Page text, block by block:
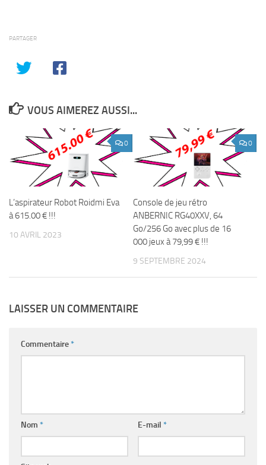
PARTAGER
VOUS AIMEREZ AUSSI...
0
L’aspirateur Robot Roidmi Eva
à 615.00 € !!!
10 AVRIL 2023
0
Console de jeu rétro
ANBERNIC RG40XXV, 64
Go/256 Go avec plus de 16
000 jeux à 79,99 € !!!
9 SEPTEMBRE 2024
LAISSER UN COMMENTAIRE
Commentaire*
Nom * E-mail *